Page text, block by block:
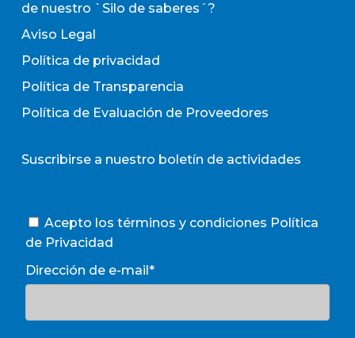
de nuestro `Silo de saberes´?
Aviso Legal
Política de privacidad
Política de Transparencia
Política de Evaluación de Proveedores
Suscribirse a nuestro boletín de actividades
Acepto los términos y condiciones Política
de Privacidad
Dirección de e-mail*